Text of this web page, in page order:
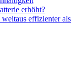
erhöht?
effizienter als